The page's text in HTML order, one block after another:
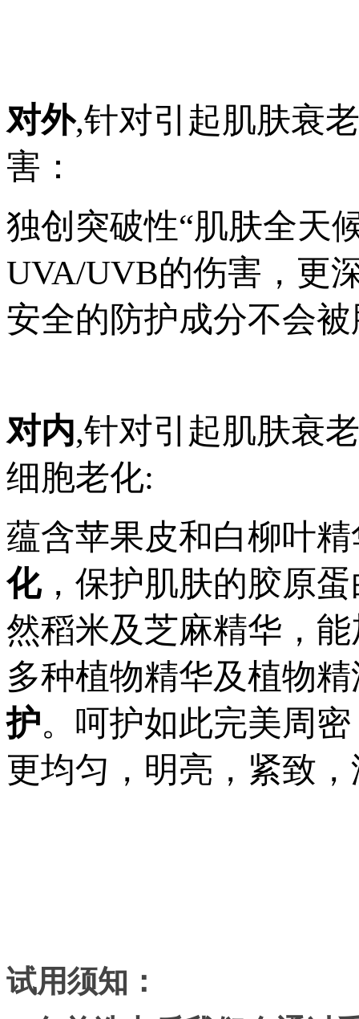
对外,针对引起肌肤衰
害：
独创突破性“肌肤全天
UVA/UVB的伤害，更
安全的防护成分不会
对内,针对引起肌肤衰
细胞老化:
蕴含苹果皮和白柳叶
化，保护肌肤的胶原
然稻米及芝麻精华，
多种植物精华及植物
护。呵护如此完美周
更均匀，明亮，紧致
试用须知：